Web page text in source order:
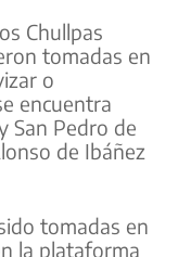
Chullpas
tomadas en
o
encuentra
San Pedro de
de Ibáñez
tomadas en
la plataforma